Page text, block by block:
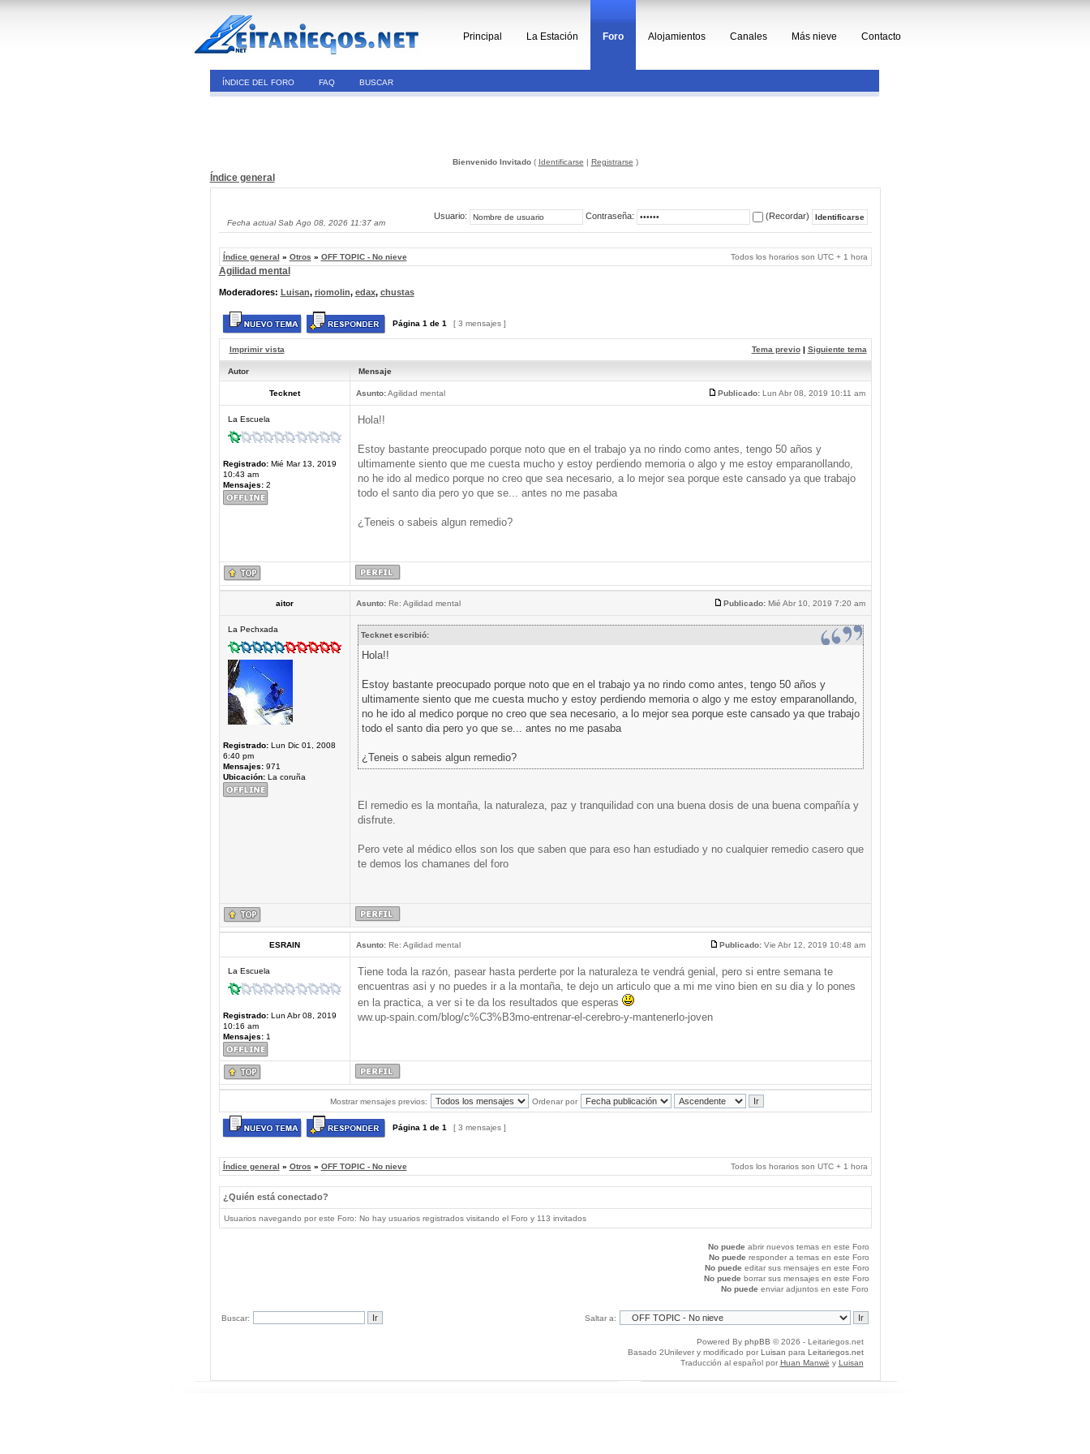
Principal La Estación Foro Alojamientos Canales Más nieve Contacto
ÍNDICE DEL FORO FAQ BUSCAR
Bienvenido Invitado( Identificarse | Registrarse )
Índice general
Fecha actual Sab Ago 08, 2026 11:37 am
Usuario: Contraseña: (Recordar)
Índice general » Otros » OFF TOPIC - No nieve Todos los horarios son UTC + 1 hora
Agilidad mental
Moderadores: Luisan, riomolin, edax, chustas
Página 1 de 1 [ 3 mensajes ]
Imprimir vista Tema previo| Siguiente tema
Autor Mensaje
Tecknet Asunto:Agilidad mental Publicado:Lun Abr 08, 2019 10:11 am
La Escuela
Registrado:Mié Mar 13, 2019
10:43 am
Mensajes:2
Hola!!
Estoy bastante preocupado porque noto que en el trabajo ya no rindo como antes, tengo 50 años y
ultimamente siento que me cuesta mucho y estoy perdiendo memoria o algo y me estoy emparanollando,
no he ido al medico porque no creo que sea necesario, a lo mejor sea porque este cansado ya que trabajo
todo el santo dia pero yo que se... antes no me pasaba
¿Teneis o sabeis algun remedio?
aitor Asunto:Re: Agilidad mental Publicado:Mié Abr 10, 2019 7:20 am
La Pechxada
Registrado:Lun Dic 01, 2008
6:40 pm
Mensajes:971
Ubicación:La coruña
Tecknet escribió:
Hola!!
Estoy bastante preocupado porque noto que en el trabajo ya no rindo como antes, tengo 50 años y
ultimamente siento que me cuesta mucho y estoy perdiendo memoria o algo y me estoy emparanollando,
no he ido al medico porque no creo que sea necesario, a lo mejor sea porque este cansado ya que trabajo
todo el santo dia pero yo que se... antes no me pasaba
¿Teneis o sabeis algun remedio?
El remedio es la montaña, la naturaleza, paz y tranquilidad con una buena dosis de una buena compañía y
disfrute.
Pero vete al médico ellos son los que saben que para eso han estudiado y no cualquier remedio casero que
te demos los chamanes del foro
ESRAIN Asunto:Re: Agilidad mental Publicado:Vie Abr 12, 2019 10:48 am
La Escuela
Registrado:Lun Abr 08, 2019
10:16 am
Mensajes:1
Tiene toda la razón, pasear hasta perderte por la naturaleza te vendrá genial, pero si entre semana te
encuentras asi y no puedes ir a la montaña, te dejo un articulo que a mi me vino bien en su dia y lo pones
en la practica, a ver si te da los resultados que esperas
ww.up-spain.com/blog/c%C3%B3mo-entrenar-el-cerebro-y-mantenerlo-joven
Mostrar mensajes previos: Ordenar por
Página 1 de 1 [ 3 mensajes ]
Índice general » Otros » OFF TOPIC - No nieve Todos los horarios son UTC + 1 hora
¿Quién está conectado?
Usuarios navegando por este Foro: No hay usuarios registrados visitando el Foro y 113 invitados
No puede abrir nuevos temas en este Foro
No puede responder a temas en este Foro
No puede editar sus mensajes en este Foro
No puede borrar sus mensajes en este Foro
No puede enviar adjuntos en este Foro
Buscar: Saltar a:
Powered By phpBB © 2026 - Leitariegos.net
Basado 2Unilever y modificado por Luisan para Leitariegos.net
Traducción al español por Huan Manwë y Luisan